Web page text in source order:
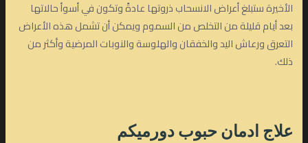
الأخيرة ستبلغ أعراض الانسحاب ذروتها عادةً وتكون في أسوأ حالاتها
بعد أيام قليلة من التخلص من السموم ويمكن أن تشمل هذه الأعراض
التعرق ورعاش اليد والخفقان والهلوسة والنوبات المرضية وأكثر من
ذلك.
علاج ادمان حبوب دورميكم